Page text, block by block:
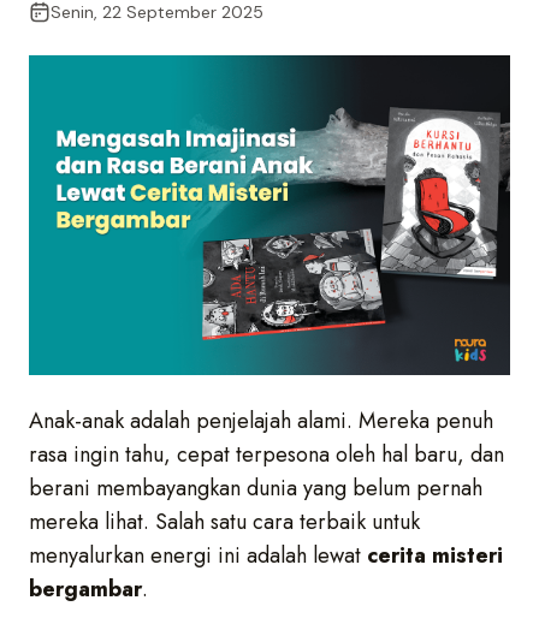
Senin, 22 September 2025
Anak-anak adalah penjelajah alami. Mereka penuh
rasa ingin tahu, cepat terpesona oleh hal baru, dan
berani membayangkan dunia yang belum pernah
mereka lihat. Salah satu cara terbaik untuk
menyalurkan energi ini adalah lewat cerita misteri
bergambar.